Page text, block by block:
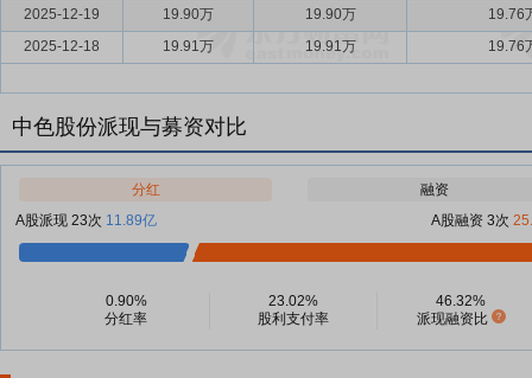
2025-12-19
19.90万 19.90万
19.76
2025-12-18
19.91万 19.91万 19.76
中色股份派现与募资对比
分红
融资
A股派现 23次 11.89亿 A股融资 3次
0.90%
分红率
23.02%
股利支付率
46.32%
派现融资比